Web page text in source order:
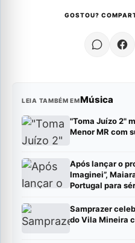
GOSTOU?
LEIA TAMBÉM EMMúsica
"Toma Juízo 2"
Menor MR com
Após lançar o
Imaginei”,
Portugal para
Samprazer
do Vila Mineira